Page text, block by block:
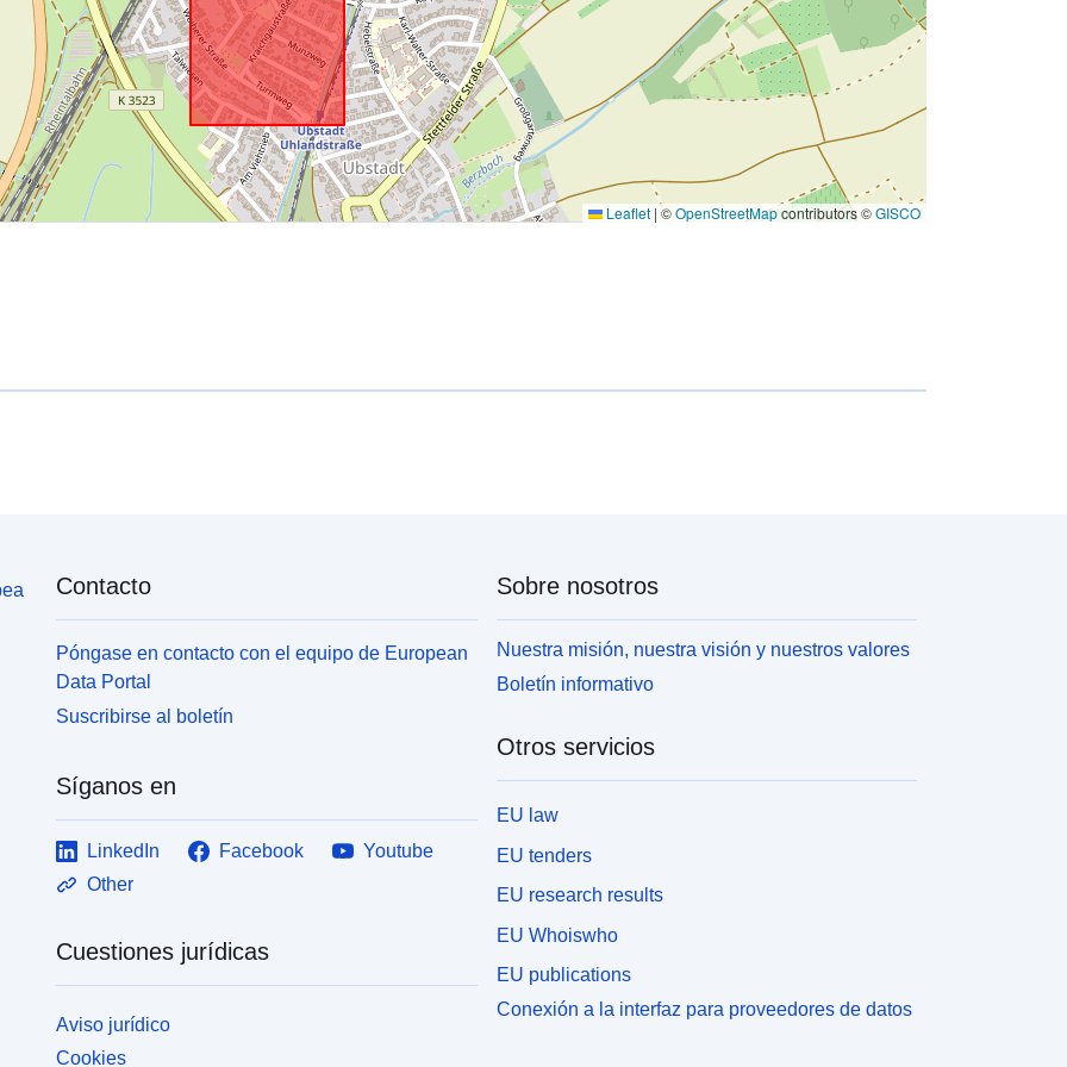
Leaflet | ©OpenStreetMapcontributors ©GISCO
Contacto
Póngase en contacto con el equipo de European
Data Portal
Suscribirse al boletín
Síganos en
LinkedIn Facebook
Youtube
Other
Cuestiones jurídicas
Aviso jurídico
Cookies
Sobre nosotros
Nuestra misión, nuestra visión y nuestros valores
Boletín informativo
Otros servicios
EU law
EU tenders
EU research results
EU Whoiswho
EU publications
Conexión a la interfaz para proveedores de datos